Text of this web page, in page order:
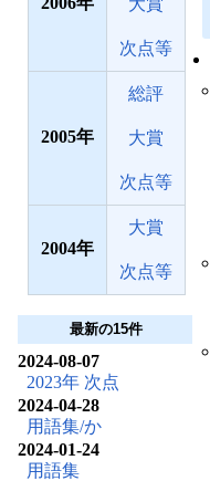
大賞
次点等
2005
総評
大賞
次点等
2004
大賞
次点等
最新の15件
2024-08-07
2023年 次点
2024-04-28
用語集/か
2024-01-24
用語集